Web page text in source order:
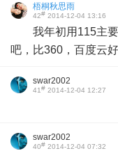
梧桐秋思雨
42# 2014-12-04 13:16
我年初用115主
吧，比360，百度云好
swar2002
41# 2014-12-04 12:27
swar2002
40# 2014-12-04 07:32